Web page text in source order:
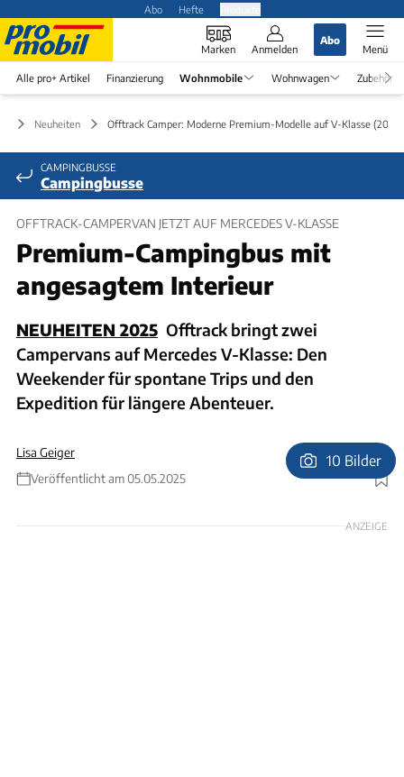
Abo Hefte
Marken Anmelden
Abo
Menü
Alle pro+ Artikel Finanzierung Wohnmobile Wohnwagen Zubehör
Neuheiten Offtrack Camper: Moderne Premium-Modelle auf V-Klasse (2025)
CAMPINGBUSSE
Campingbusse
OFFTRACK-CAMPERVAN JETZT AUF MERCEDES V-KLASSE
Premium-Campingbus mit
angesagtem Interieur
NEUHEITEN 2025 Offtrack bringt zwei
Campervans auf Mercedes V-Klasse: Den
Weekender für spontane Trips und den
Expedition für längere Abenteuer.
Lisa Geiger
Veröffentlicht am 05.05.2025
Foto: Offtrack
10 Bilder
ANZEIGE